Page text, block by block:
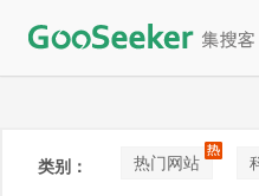
类别： 热门网站